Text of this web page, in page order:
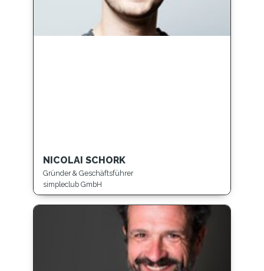
NICOLAI SCHORK
Gründer & Geschäftsführer
simpleclub GmbH